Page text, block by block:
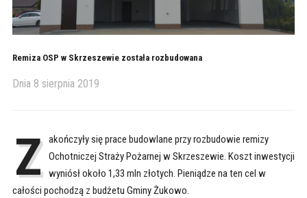
Remiza OSP w Skrzeszewie została rozbudowana
Dnia 8 sierpnia 2019
Z akończyły się prace budowlane przy rozbudowie remizy
Ochotniczej Straży Pożarnej w Skrzeszewie. Koszt inwestycji
wyniósł około 1,33 mln złotych. Pieniądze na ten cel w
całości pochodzą z budżetu Gminy Żukowo.